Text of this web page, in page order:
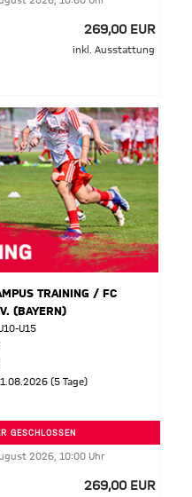
269,00 EUR
inkl. Ausstattung
TRAINING / FC
(BAYERN)
U15
(5 Tage)
GESCHLOSSEN
2026, 10:00 Uhr
269,00 EUR